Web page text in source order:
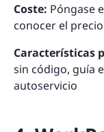
Coste: Póngase
conocer el precio
Características
sin código, guía
autoservicio